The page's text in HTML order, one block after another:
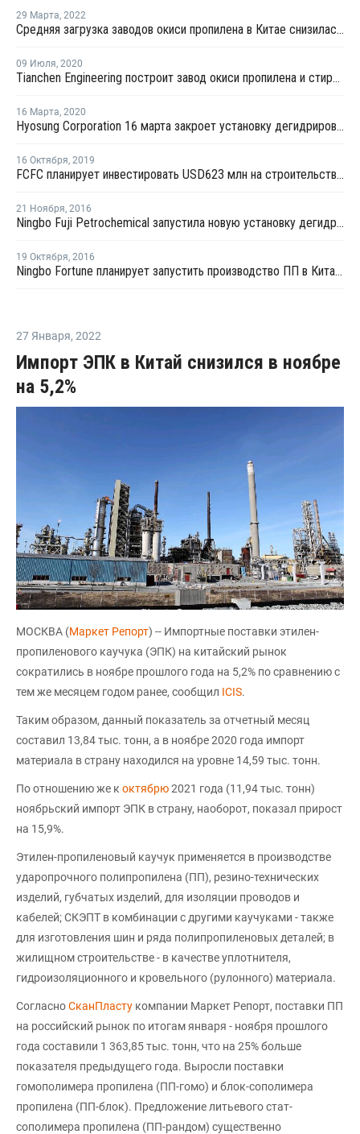
29 Марта, 2022
Средняя загрузка заводов окиси пропилена в Китае снизилась в середине марта на 4,5%
09 Июля, 2020
Tianchen Engineering построит завод окиси пропилена и стирола в Китае для Tianjin Bohua
16 Марта, 2020
Hyosung Corporation 16 марта закроет установку дегидрирования пропана № 2 в Южной Корее
16 Октября, 2019
FCFC планирует инвестировать USD623 млн на строительство завода по дегидрогенизации пропана в Нинбо
21 Ноября, 2016
Ningbo Fuji Petrochemical запустила новую установку дегидрирования пропана в Нинбо
19 Октября, 2016
Ningbo Fortune планирует запустить производство ПП в Китае в конце октября
27 Января, 2022
Импорт ЭПК в Китай снизился в ноябре
на 5,2%
МОСКВА (Маркет Репорт) -- Импортные поставки этилен-
пропиленового каучука (ЭПК) на китайский рынок
сократились в ноябре прошлого года на 5,2% по сравнению с
тем же месяцем годом ранее, сообщил ICIS.
Таким образом, данный показатель за отчетный месяц
составил 13,84 тыс. тонн, а в ноябре 2020 года импорт
материала в страну находился на уровне 14,59 тыс. тонн.
По отношению же к октябрю2021 года (11,94 тыс. тонн)
ноябрьский импорт ЭПК в страну, наоборот, показал прирост
на 15,9%.
Этилен-пропиленовый каучук применяется в производстве
ударопрочного полипропилена (ПП), резино-технических
изделий, губчатых изделий, для изоляции проводов и
кабелей; СКЭПТ в комбинации с другими каучуками - также
для изготовления шин и ряда полипропиленовых деталей; в
жилищном строительстве - в качестве уплотнителя,
гидроизоляционного и кровельного (рулонного) материала.
СогласноСканПласту компании Маркет Репорт, поставки ПП
на российский рынок по итогам января - ноября прошлого
года составили 1 363,85 тыс. тонн, что на 25% больше
показателя предыдущего года. Выросли поставки
гомополимера пропилена (ПП-гомо) и блок-сополимера
пропилена (ПП-блок). Предложение литьевого стат-
сополимера пропилена (ПП-рандом) существенно